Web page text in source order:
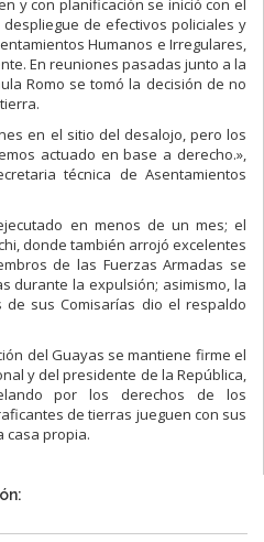
y con planificación se inició con el
de efectivos policiales y
Humanos e Irregulares,
En reuniones pasadas junto a la
Romo se tomó la decisión de no
en el sitio del desalojo, pero los
actuado en base a derecho.»,
técnica de Asentamientos
en menos de un mes; el
donde también arrojó excelentes
de las Fuerzas Armadas se
durante la expulsión; asimismo, la
sus Comisarías dio el respaldo
del Guayas se mantiene firme el
y del presidente de la República,
por los derechos de los
de tierras jueguen con sus
casa propia.